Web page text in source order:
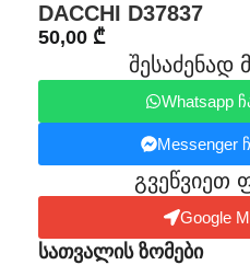
DACCHI D37837
50,00 ₾
შესაძენად
Whatsapp
Messenger
გვეწვიეთ
Google
სათვალის ზომები